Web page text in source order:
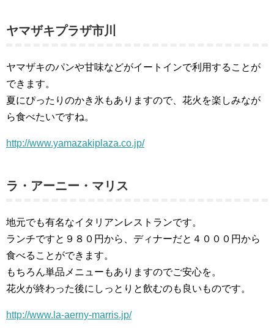
ヤマザキプラザ市川
ヤマザキのパンや甘味などがイートインで利用することが
できます。
夏にぴったりのかき氷もありますので、花火を楽しみなが
ら食べたいですね。
http://www.yamazakiplaza.co.jp/
ラ・アーニー・マリス
地元でも有名なイタリアンレストランです。
ランチですと９８０円から、ディナーだと４０００円から
食べることができます。
もちろん単品メニューもありますのでご安心を。
花火が終わった後にしっとりと飲むのも良いものです。
http://www.la-aerny-marris.jp/